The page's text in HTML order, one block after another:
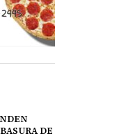
DE